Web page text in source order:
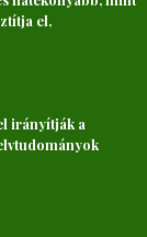
el,
irányítják a